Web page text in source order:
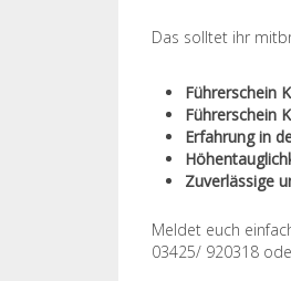
Das solltet ihr
Führerschein
Führerschein
Erfahrung in
Zuverlässige
Meldet euch
03425/ 920318